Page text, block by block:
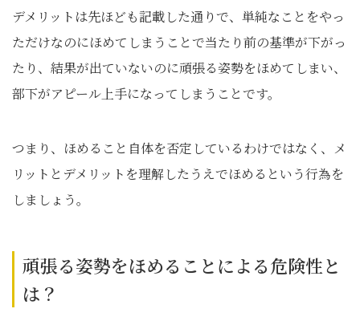
デメリットは先ほども記載した通りで、単純なことをやっ
ただけなのにほめてしまうことで当たり前の基準が下がっ
たり、結果が出ていないのに頑張る姿勢をほめてしまい、
部下がアピール上手になってしまうことです。
つまり、ほめること自体を否定しているわけではなく、メ
リットとデメリットを理解したうえでほめるという行為を
しましょう。
頑張る姿勢をほめることによる危険性と
は？